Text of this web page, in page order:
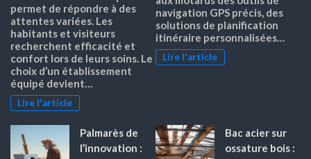
permet de répondre à des
attentes variées. Les
habitants et visiteurs
recherchent efficacité et
confort lors de leurs soins. Le
choix d’un établissement
équipé devient…
Lire l'article
navigation GPS précis, des
solutions de planification
itinéraire personnalisées…
Lire l'article
Palmarès de
l’innovation :
Bac acier sur
ossature bois :